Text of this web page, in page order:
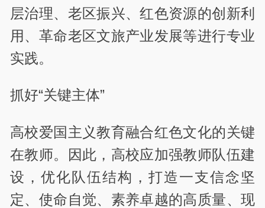
层治理、老区振兴、红色资源的创新利
用、革命老区文旅产业发展等进行专业
实践。
抓好“关键主体”
高校爱国主义教育融合红色文化的关键
在教师。因此，高校应加强教师队伍建
设，优化队伍结构，打造一支信念坚
定、使命自觉、素养卓越的高质量、现